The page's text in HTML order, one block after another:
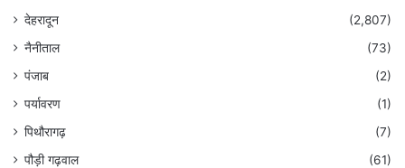
देहरादून
(2,807)
नैनीताल
(73)
पंजाब
(2)
पर्यावरण
(1)
पिथौरागढ़
(7)
पौड़ी गढ़वाल
(61)